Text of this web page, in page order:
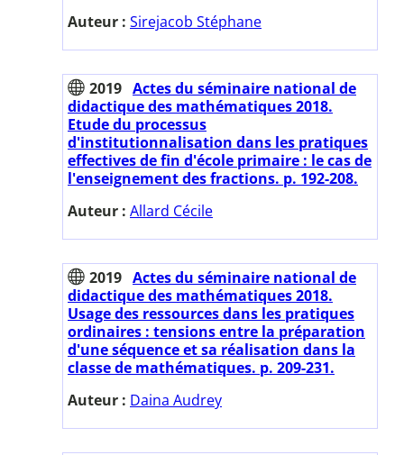
Auteur : Sirejacob Stéphane
2019 Actes du séminaire national de
didactique des mathématiques 2018.
Etude du processus
d'institutionnalisation dans les pratiques
effectives de fin d'école primaire : le cas de
l'enseignement des fractions. p. 192-208.
Auteur : Allard Cécile
2019 Actes du séminaire national de
didactique des mathématiques 2018.
Usage des ressources dans les pratiques
ordinaires : tensions entre la préparation
d'une séquence et sa réalisation dans la
classe de mathématiques. p. 209-231.
Auteur : Daina Audrey